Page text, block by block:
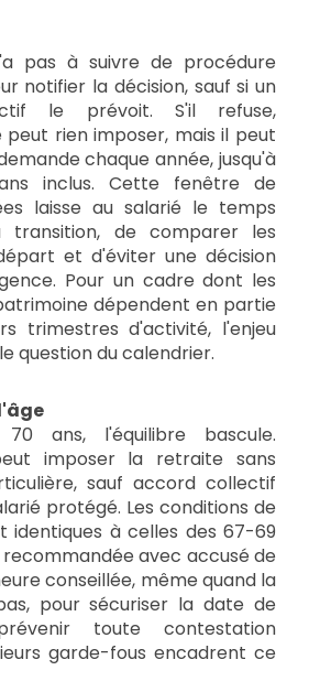
pas à suivre de procédure
notifier la décision, sauf si un
le prévoit. S'il refuse,
peut rien imposer, mais il peut
chaque année, jusqu'à
inclus. Cette fenêtre de
laisse au salarié le temps
transition, de comparer les
et d'éviter une décision
Pour un cadre dont les
dépendent en partie
trimestres d'activité, l'enjeu
question du calendrier.
ans, l'équilibre bascule.
imposer la retraite sans
sauf accord collectif
protégé. Les conditions de
identiques à celles des 67-69
avec accusé de
conseillée, même quand la
pour sécuriser la date de
toute contestation
garde-fous encadrent ce